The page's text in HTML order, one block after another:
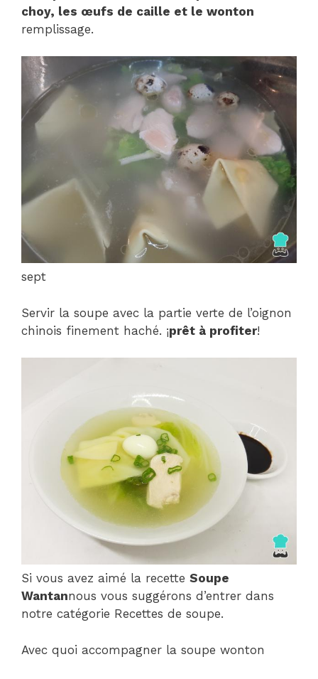
choy, les œufs de caille et le wonton
remplissage.
sept
Servir la soupe avec la partie verte de l’oignon
chinois finement haché. ¡prêt à profiter!
Si vous avez aimé la recette Soupe
Wantannous vous suggérons d’entrer dans
notre catégorie Recettes de soupe.
Avec quoi accompagner la soupe wonton